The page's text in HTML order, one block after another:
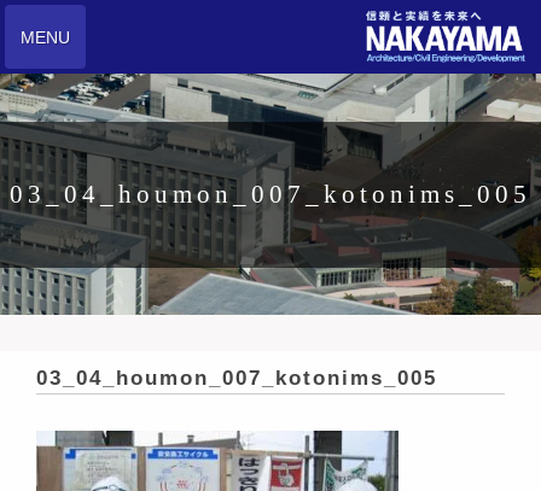
MENU
03_04_houmon_007_kotonims_005
03_04_houmon_007_kotonims_005